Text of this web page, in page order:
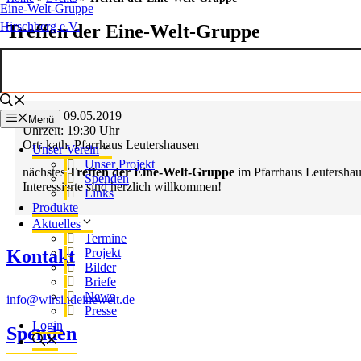
Eine-Welt-Gruppe
Hirschberg e.V.
Menü
Unser Verein
Unser Projekt
Spenden
Links
Produkte
Aktuelles
Termine
Projekt
Bilder
Briefe
News
Presse
Login
Treffen der Eine-Welt-Gruppe
Datum: 09.05.2019
Uhrzeit: 19:30 Uhr
Ort:kath. Pfarrhaus Leutershausen
nächstesTreffen der Eine-Welt-Gruppe im Pfarrhaus
Interessierte sind herzlich willkommen!
Kontakt
info@wirsindeinewelt.de
Spenden